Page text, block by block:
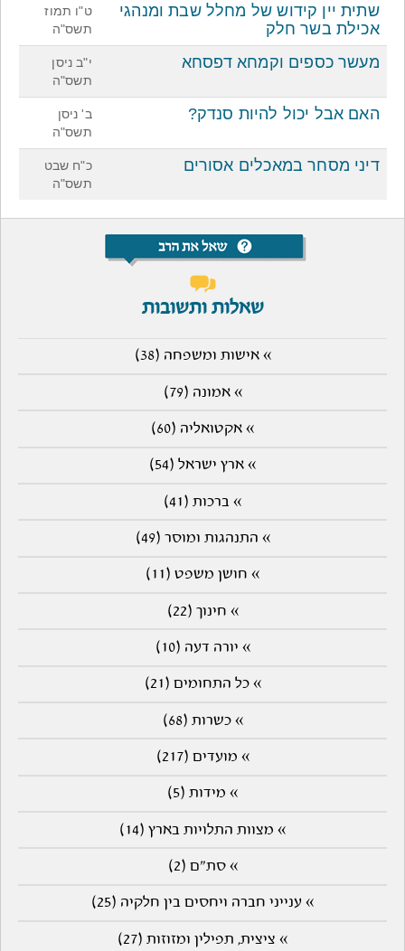
שתית יין קידוש של מחלל שבת ומנהגי
אכילת בשר חלק
ט"ו תמוז
תשס"ה
מעשר כספים וקמחא דפסחא
י"ב ניסן
תשס"ה
האם אבל יכול להיות סנדק?
ב' ניסן
תשס"ה
דיני מסחר במאכלים אסורים
כ"ח שבט
תשס"ה
שאלות ותשובות
» אישות ומשפחה (38)
» אמונה (79)
» אקטואליה (60)
» ארץ ישראל (54)
» ברכות (41)
» התנהגות ומוסר (49)
» חושן משפט (11)
» חינוך (22)
» יורה דעה (10)
» כל התחומים (21)
» כשרות (68)
» מועדים (217)
» מידות (5)
» מצוות התלויות בארץ (14)
» סת"ם (2)
» ענייני חברה ויחסים בין חלקיה (25)
» ציצית, תפילין ומזוזות (27)